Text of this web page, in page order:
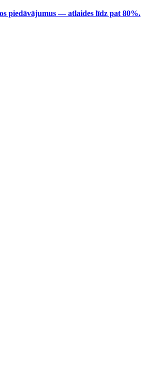
piedāvājumus — atlaides līdz pat 80%.